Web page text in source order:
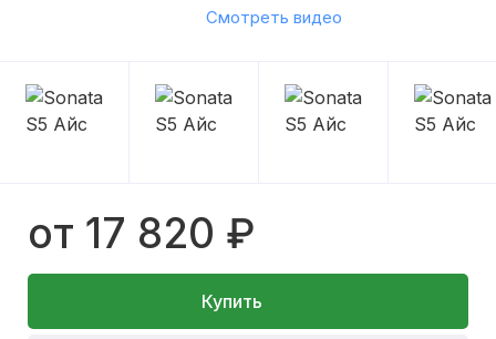
Смотреть видео
от 17 820 ₽
Купить